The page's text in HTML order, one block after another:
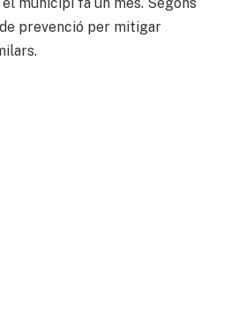
prevenció per mitigar